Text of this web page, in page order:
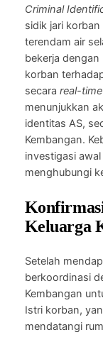
Criminal
sidik jari
terendam air
bekerja
korban
secara real-time
menunjukkan
identitas AS,
Kembangan.
investigasi
menghubungi
Keluarga
Setelah
berkoordinasi
Kembangan
Istri korban,
mendatangi